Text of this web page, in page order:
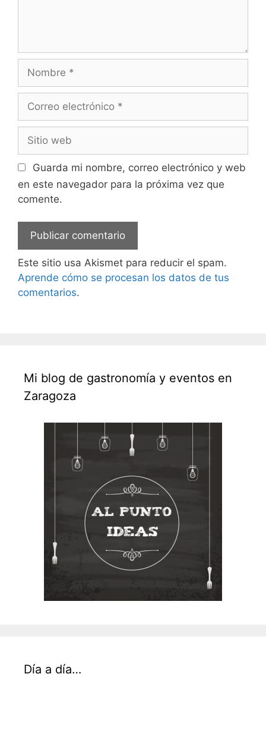
electrónico
web
Guarda mi nombre, correo electrónico y web
en este navegador para la próxima vez que
comente.
Este sitio usa Akismet para reducir el spam.
Aprende cómo se procesan los datos de tus
comentarios.
Mi blog de gastronomía y eventos en
Zaragoza
Día a día…